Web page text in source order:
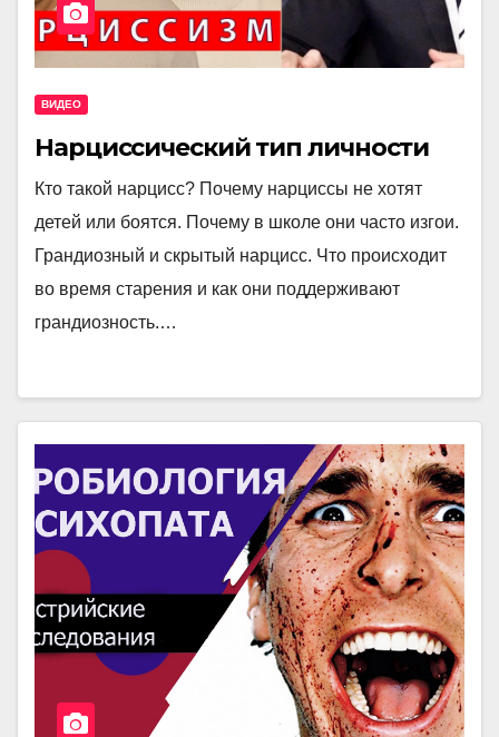
ВИДЕО
Нарциссический тип личности
Кто такой нарцисс? Почему нарциссы не хотят
детей или боятся. Почему в школе они часто изгои.
Грандиозный и скрытый нарцисс. Что происходит
во время старения и как они поддерживают
грандиозность.…